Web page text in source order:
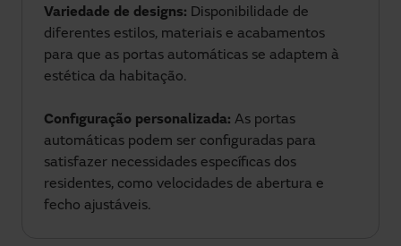
Variedade de designs: Disponibilidade de
diferentes estilos, materiais e acabamentos
para que as portas automáticas se adaptem à
estética da habitação.
Configuração personalizada: As portas
automáticas podem ser configuradas para
satisfazer necessidades específicas dos
residentes, como velocidades de abertura e
fecho ajustáveis.